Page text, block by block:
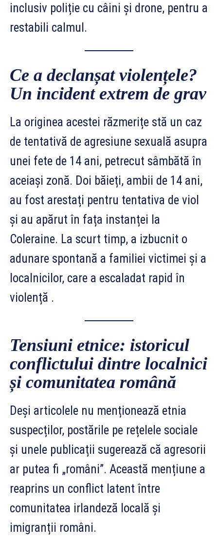
inclusiv poliție cu câini și drone, pentru a
restabili calmul.
Ce a declanșat violențele?
Un incident extrem de grav
La originea acestei răzmerițe stă un caz
de tentativă de agresiune sexuală asupra
unei fete de 14 ani, petrecut sâmbătă în
aceiași zonă. Doi băieți, ambii de 14 ani,
au fost arestați pentru tentativa de viol
și au apărut în fața instanței la
Coleraine. La scurt timp, a izbucnit o
adunare spontană a familiei victimei și a
localnicilor, care a escaladat rapid în
violență .
Tensiuni etnice: istoricul
conflictului dintre localnici
și comunitatea română
Deși articolele nu menționează etnia
suspecților, postările pe rețelele sociale
și unele publicații sugerează că agresorii
ar putea fi „români”. Această mențiune a
reaprins un conflict latent între
comunitatea irlandeză locală și
imigranții români.